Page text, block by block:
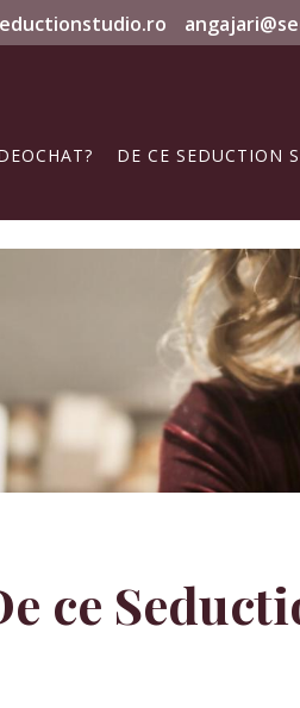
DE CE SEDUCTION
ce